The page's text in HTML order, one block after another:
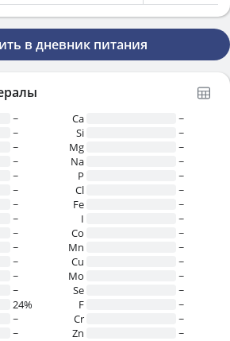
в дневник питания
~
~
~
~
~
~
~
~
~
~
~
~
~
24%
~
~
Ca
~
Si
~
Mg
~
Na
~
P
~
Cl
~
Fe
~
I
~
Co
~
Mn
~
Cu
~
Mo
~
Se
~
F
~
Cr
~
Zn
~